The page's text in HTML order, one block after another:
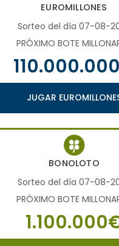
EUROMILLONES
Sorteo del día 07-08-
PRÓXIMO BOTE
JUGAR
BONOLOTO
Sorteo del día 07-08-
PRÓXIMO BOTE